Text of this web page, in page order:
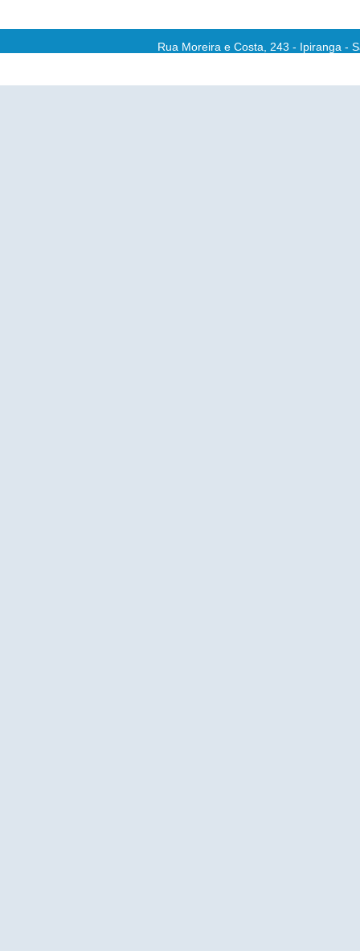
Rua Moreira e Costa, 243 - Ipiranga -